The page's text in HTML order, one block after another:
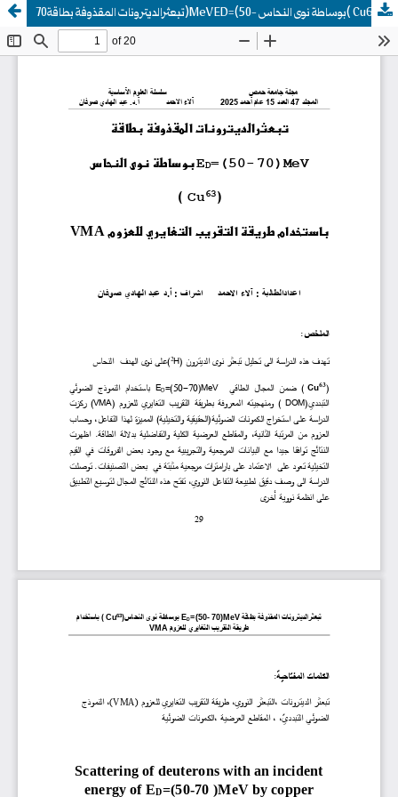
تبعثرالديترونات المقذوفة بطاقة70)MeV ED=(50- بوساطة نوى النحاس( Cu63)باستخدام طريقة التقريب التغايري للعزوم VMA